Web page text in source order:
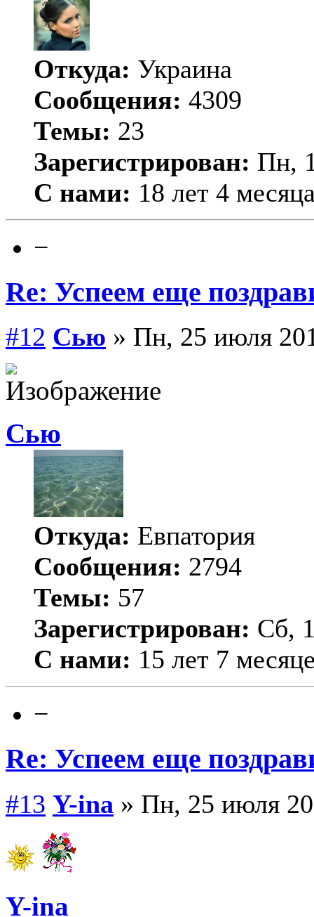
Откуда: Украина
Сообщения: 4309
Темы: 23
Зарегистрирован: Пн,
С нами: 18 лет 4
−
Re: Успеем еще
#12 Сью » Пн, 25 июля
Сью
Откуда: Евпатория
Сообщения: 2794
Темы: 57
Зарегистрирован: Сб,
С нами: 15 лет 7
−
Re: Успеем еще
#13 Y-ina » Пн, 25 июля
Y-ina